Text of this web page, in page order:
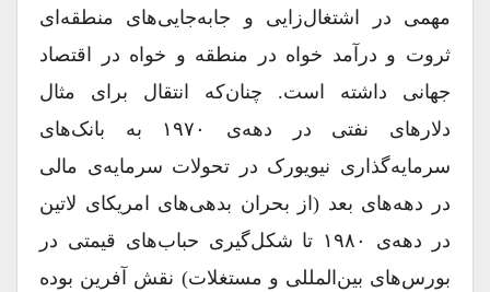
مهمی در اشتغال‌زایی و جابه‌جایی‌های منطقه‌ای
ثروت و درآمد خواه در منطقه و خواه در اقتصاد
جهانی داشته است. چنان‌که انتقال برای مثال
دلارهای نفتی در دهه‌ی ۱۹۷۰ به بانک‌های
سرمایه‌گذاری نیویورک در تحولات سرمایه‌ی مالی
در دهه‌های بعد (از بحران بدهی‌های امریکای لاتین
در دهه‌ی ۱۹۸۰ تا شکل‌گیری حباب‌های قیمتی در
بورس‌های بین‌المللی و مستغلات) نقش آفرین بوده